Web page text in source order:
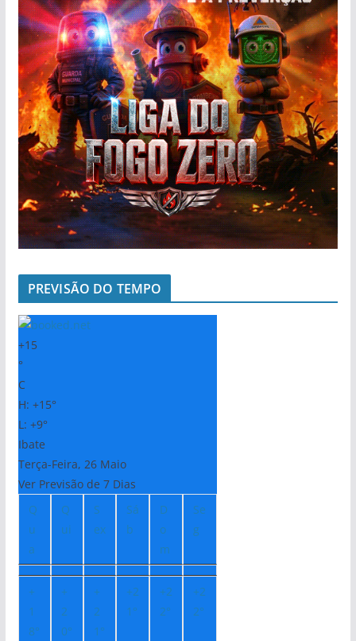
PREVISÃO DO TEMPO
+15
°
C
H: +15°
L: +9°
Ibate
Terça-Feira, 26 Maio
Ver Previsão de 7 Dias
Q
u
a
Q
ui
S
ex
Sá
b
D
o
m
Se
g
+
1
8°
+
2
0°
+
2
1°
+2
1°
+2
2°
+2
2°